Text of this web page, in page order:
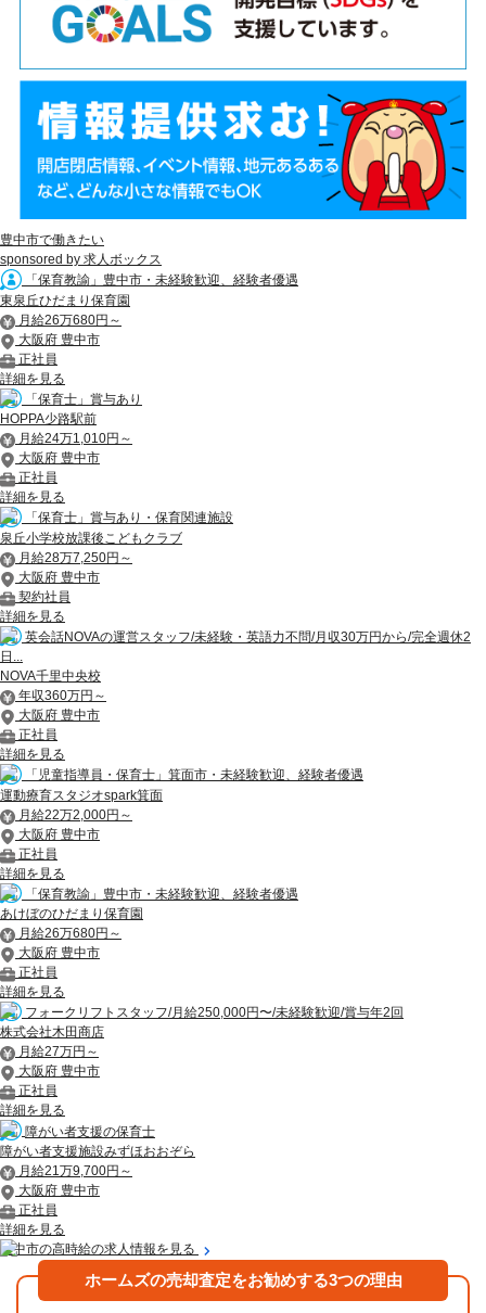
豊中市で働きたい
sponsored by 求人ボックス
「保育教諭」豊中市・未経験歓迎、経験者優遇
東泉丘ひだまり保育園
月給26万680円～
大阪府 豊中市
正社員
詳細を見る
「保育士」賞与あり
HOPPA少路駅前
月給24万1,010円～
大阪府 豊中市
正社員
詳細を見る
「保育士」賞与あり・保育関連施設
泉丘小学校放課後こどもクラブ
月給28万7,250円～
大阪府 豊中市
契約社員
詳細を見る
英会話NOVAの運営スタッフ/未経験・英語力不問/月収30万円から/完全週休2
日...
NOVA千里中央校
年収360万円～
大阪府 豊中市
正社員
詳細を見る
「児童指導員・保育士」箕面市・未経験歓迎、経験者優遇
運動療育スタジオspark箕面
月給22万2,000円～
大阪府 豊中市
正社員
詳細を見る
「保育教諭」豊中市・未経験歓迎、経験者優遇
あけぼのひだまり保育園
月給26万680円～
大阪府 豊中市
正社員
詳細を見る
フォークリフトスタッフ/月給250,000円〜/未経験歓迎/賞与年2回
株式会社木田商店
月給27万円～
大阪府 豊中市
正社員
詳細を見る
障がい者支援の保育士
障がい者支援施設みずほおおぞら
月給21万9,700円～
大阪府 豊中市
正社員
詳細を見る
豊中市の高時給の求人情報を見る
ホームズの売却査定をお勧めする3つの理由